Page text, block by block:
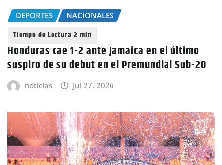
DEPORTES NACIONALES
Honduras cae 1-2 ante Jamaica en el último
suspiro de su debut en el Premundial Sub-20
noticias Jul 27, 2026